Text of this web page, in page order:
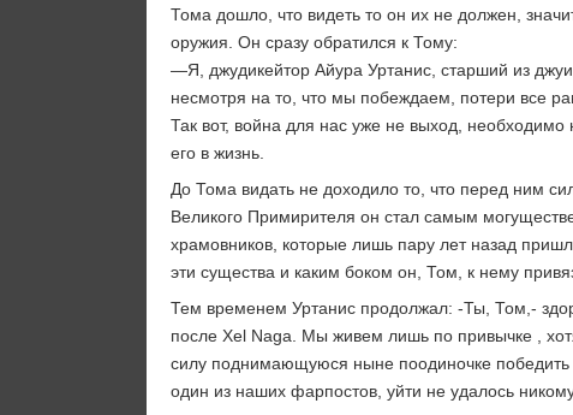
Тома дошло, что видеть то он их не должен,
оружия. Он сразу обратился к Тому:
—Я, джудикейтор Айура Уртанис, старший из
несмотря на то, что мы побеждаем, потери все
Так вот, война для нас уже не выход,
его в жизнь.
До Тома видать не доходило то, что перед ним
Великого Примирителя он стал самым
храмовников, которые лишь пару лет назад
эти существа и каким боком он, Том, к нему
Тем временем Уртанис продолжал: -Ты, Том,-
после Xel Naga. Мы живем лишь по привычке ,
силу поднимающуюся ныне поодиночке
один из наших фарпостов, уйти не удалось